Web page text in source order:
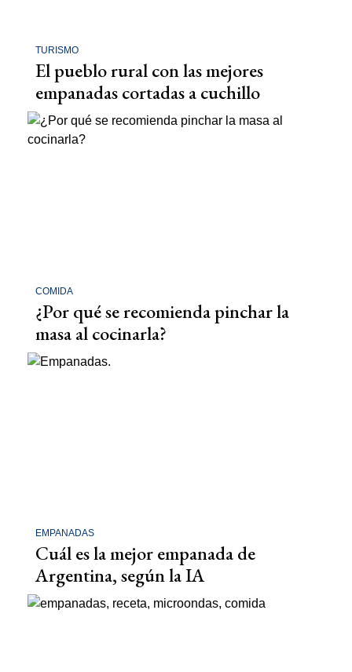
TURISMO
El pueblo rural con las mejores
empanadas cortadas a cuchillo
COMIDA
¿Por qué se recomienda pinchar la
masa al cocinarla?
EMPANADAS
Cuál es la mejor empanada de
Argentina, según la IA